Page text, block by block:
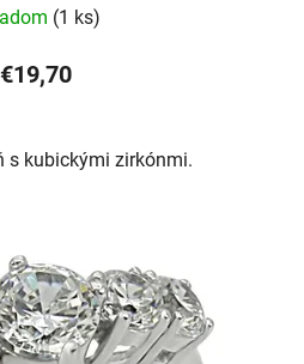
(1 ks)
€19,70
s kubickými zirkónmi.